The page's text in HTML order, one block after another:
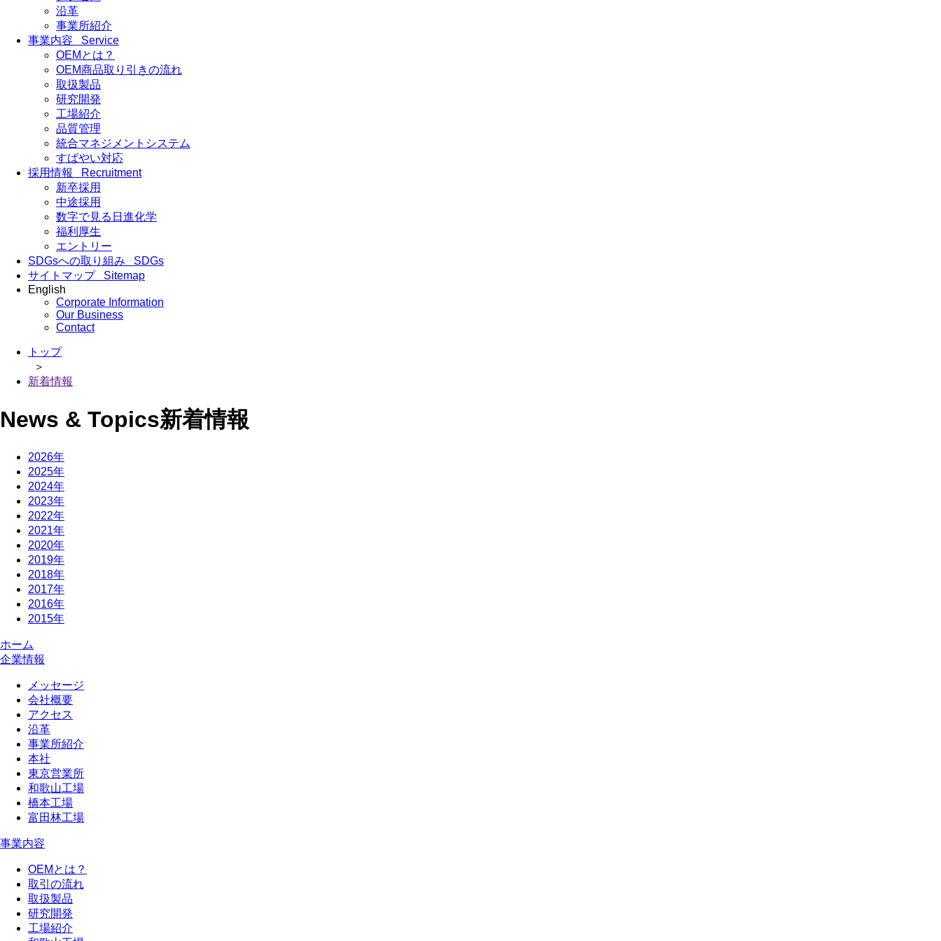
沿革
事業所紹介
事業内容 Service
OEMとは？
OEM商品取り引きの流れ
取扱製品
研究開発
工場紹介
品質管理
統合マネジメントシステム
すばやい対応
採用情報
Recruitment
新卒採用
中途採用
数字で見る日進化学
福利厚生
エントリー
SDGsへの取り組み SDGs
サイトマップ Sitemap
English
Corporate Information
Our Business
Contact
トップ
＞
新着情報
News & Topics新着情報
2026年
2025年
2024年
2023年
2022年
2021年
2020年
2019年
2018年
2017年
2016年
2015年
ホーム
企業情報
メッセージ
会社概要
アクセス
沿革
事業所紹介
本社
東京営業所
和歌山工場
橋本工場
富田林工場
事業内容
OEMとは？
取引の流れ
取扱製品
研究開発
工場紹介